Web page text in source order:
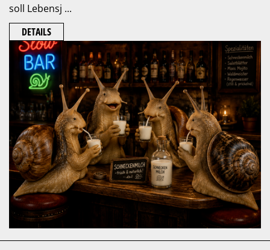
soll Lebensj ...
DETAILS